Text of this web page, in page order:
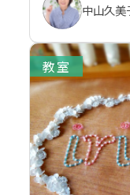
教室